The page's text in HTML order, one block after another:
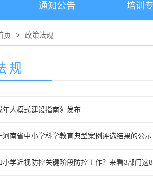
通知公告 培训
页 > 政策法规
规
年人模式建设指南》发布
河南省中小学科学教育典型案例评选结果的公示
小学近视防控关键阶段防控工作？来看3部门这